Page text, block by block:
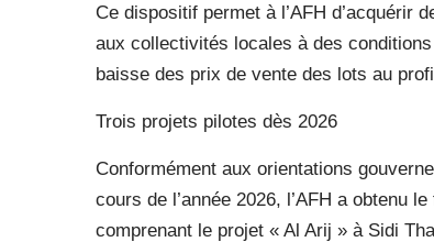
Ce dispositif permet à l’AFH d’acquérir
aux collectivités locales à des
baisse des prix de vente des lots au
Trois projets pilotes dès 2026
Conformément aux orientations
cours de l’année 2026, l’AFH a obtenu
comprenant le projet « Al Arij » à Sidi